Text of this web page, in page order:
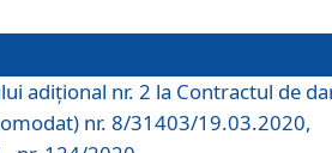
adițional nr. 2 la Contractul de
nr. 8/31403/19.03.2020,